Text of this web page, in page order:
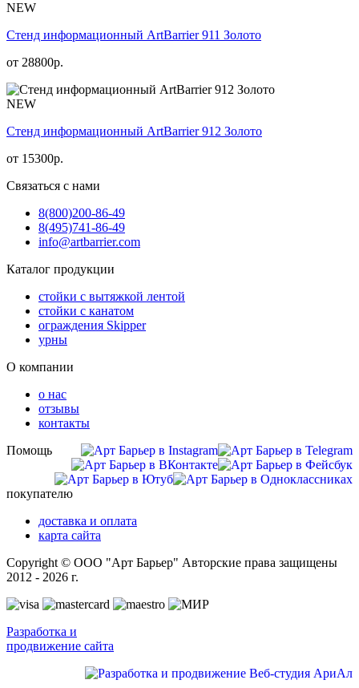
NEW
Стенд информационный АrtBarrier 911 Золото
от 28800р.
NEW
Стенд информационный АrtBarrier 912 Золото
от 15300р.
Связаться с нами
8(800)200-86-49
8(495)741-86-49
info@artbarrier.com
Каталог продукции
стойки с вытяжкой лентой
стойки с канатом
ограждения Skipper
урны
О компании
о нас
отзывы
контакты
Помощь
покупателю
доставка и оплата
карта сайта
Copyright © ООО "Арт Барьер" Авторские права защищены
2012 - 2026 г.
Разработка и
продвижение сайта